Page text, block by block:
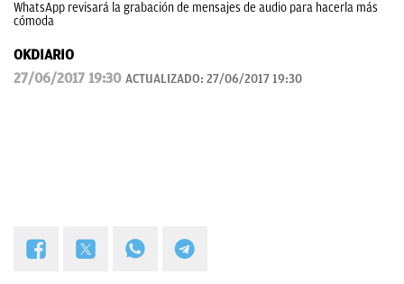
WhatsApp revisará la grabación de mensajes de audio para hacerla más
cómoda
OKDIARIO
27/06/2017 19:30 ACTUALIZADO: 27/06/2017 19:30